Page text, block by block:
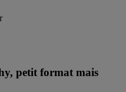
petit format mais